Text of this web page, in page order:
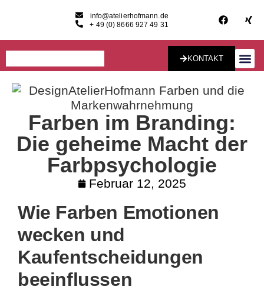
info@atelierhofmann.de
+ 49 (0) 8666 927 49 31
KONTAKT
Farben im Branding:
Die geheime Macht der
Farbpsychologie
Februar 12, 2025
Wie Farben Emotionen
wecken und
Kaufentscheidungen
beeinflussen